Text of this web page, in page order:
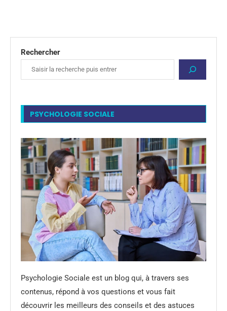
Rechercher
PSYCHOLOGIE SOCIALE
Psychologie Sociale est un blog qui, à travers ses
contenus, répond à vos questions et vous fait
découvrir les meilleurs des conseils et des astuces